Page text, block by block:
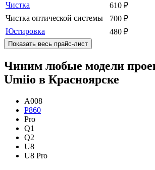
Чистка
610 ₽
Чистка оптической системы
700 ₽
Юстировка
480 ₽
Показать весь прайс-лист
Чиним любые модели
Umiio в Красноярске
A008
P860
Pro
Q1
Q2
U8
U8 Pro